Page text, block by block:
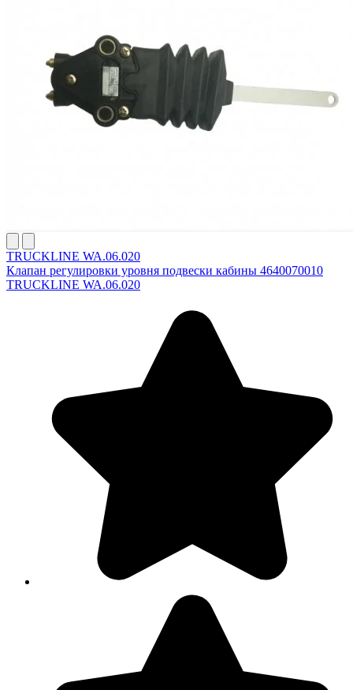
TRUCKLINE WA.06.020
Клапан регулировки уровня подвески кабины 4640070010
TRUCKLINE WA.06.020